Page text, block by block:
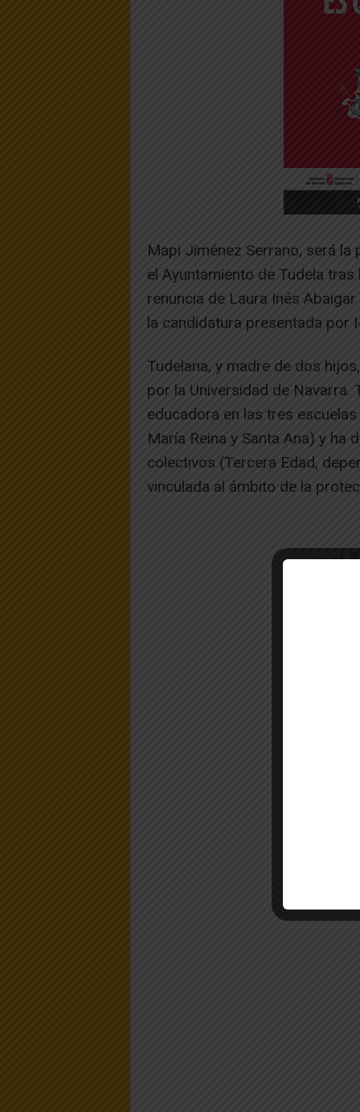
Mapi Jiménez Serrano, será
el Ayuntamiento de Tudela
renuncia de Laura Inés
la candidatura presentada por
Tudelana, y madre de dos
por la Universidad de
educadora en las tres
María Reina y Santa Ana) y ha
colectivos (Tercera Edad,
vinculada al ámbito de la